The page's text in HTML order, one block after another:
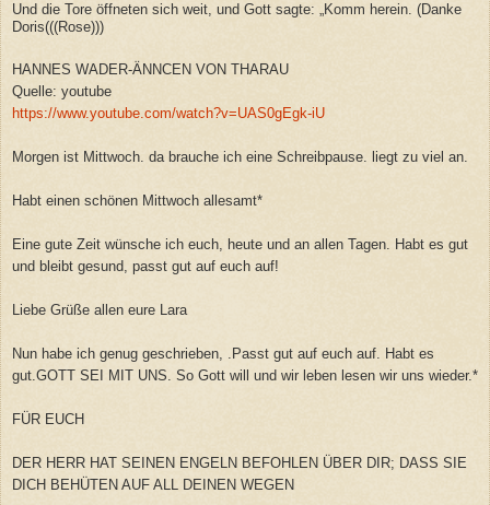
Und die Tore öffneten sich weit, und Gott sagte: „Komm herein. (Danke
Doris(((Rose)))
HANNES WADER-ÄNNCEN VON THARAU
Quelle: youtube
https://www.youtube.com/watch?v=UAS0gEgk-iU
Morgen ist Mittwoch. da brauche ich eine Schreibpause. liegt zu viel an.
Habt einen schönen Mittwoch allesamt*
Eine gute Zeit wünsche ich euch, heute und an allen Tagen. Habt es gut
und bleibt gesund, passt gut auf euch auf!
Liebe Grüße allen eure Lara
Nun habe ich genug geschrieben, .Passt gut auf euch auf. Habt es
gut.GOTT SEI MIT UNS. So Gott will und wir leben lesen wir uns wieder.*
FÜR EUCH
DER HERR HAT SEINEN ENGELN BEFOHLEN ÜBER DIR; DASS SIE
DICH BEHÜTEN AUF ALL DEINEN WEGEN